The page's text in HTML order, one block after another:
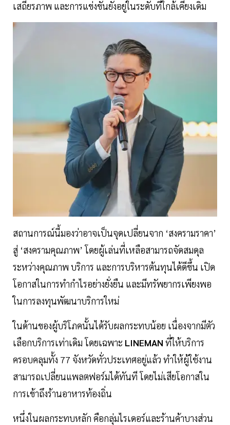
เสถียรภาพ และการแข่งขันยังอยู่ในระดับที่ใกล้เคียงเดิม​
สถานการณ์นี้มองว่าอาจเป็นจุดเปลี่ยนจาก ‘สงครามราคา’
สู่ ‘สงครามคุณภาพ’ โดยผู้เล่นที่เหลือสามารถจัดสมดุล
ระหว่างคุณภาพ บริการ และการบริหารต้นทุนได้ดีขึ้น เปิด
โอกาสในการทำกำไรอย่างยั่งยืน และมีทรัพยากรเพียงพอ
ในการลงทุนพัฒนาบริการใหม่
ในด้านของผู้บริโภคนั้นได้รับผลกระทบน้อย เนื่องจากมีตัว
เลือกบริการเท่าเดิม โดยเฉพาะ LINEMAN ที่ให้บริการ
ครอบคลุมทั้ง 77 จังหวัดทั่วประเทศอยู่แล้ว ทำให้ผู้ใช้งาน
สามารถเปลี่ยนแพลตฟอร์มได้ทันที โดยไม่เสียโอกาสใน
การเข้าถึงร้านอาหารท้องถิ่น
หนึ่งในผลกระทบหลัก คือกลุ่มไรเดอร์และร้านค้าบางส่วน